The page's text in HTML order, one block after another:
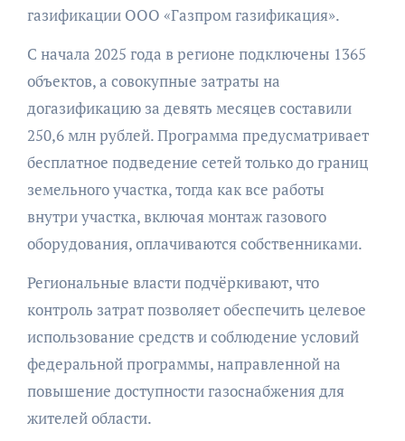
газификации ООО «Газпром газификация».
С начала 2025 года в регионе подключены 1365
объектов, а совокупные затраты на
догазификацию за девять месяцев составили
250,6 млн рублей. Программа предусматривает
бесплатное подведение сетей только до границ
земельного участка, тогда как все работы
внутри участка, включая монтаж газового
оборудования, оплачиваются собственниками.
Региональные власти подчёркивают, что
контроль затрат позволяет обеспечить целевое
использование средств и соблюдение условий
федеральной программы, направленной на
повышение доступности газоснабжения для
жителей области.